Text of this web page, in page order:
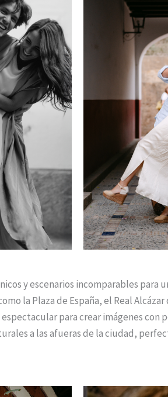
y escenarios incomparables para
la Plaza de España, el Real
para crear imágenes con
a las afueras de la ciudad,